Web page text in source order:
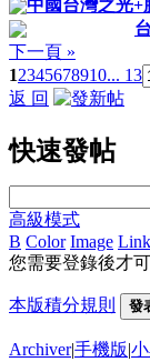
中國台灣之光+
下一頁 »
12345678910... 13
返 回
快速發帖
高級模式
B Color Image Link
您需要登錄後才
本版積分規則 發
Archiver|手機版|